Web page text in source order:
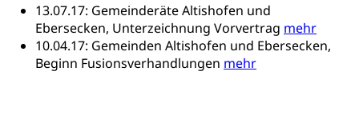
13.07.17: Gemeinderäte Altishofen und
Ebersecken, Unterzeichnung Vorvertrag mehr
10.04.17: Gemeinden Altishofen und Ebersecken,
Beginn Fusionsverhandlungen mehr
Soziale Sicherheit
Gesundheitsversorgung
AHV / IV
Altersrente, Invalidenrente, Witwenrente,
Sozialversicherung, Vorsorgeeinrichtung,
Pensionskasse, erste Säule, zweite Säule, dritte